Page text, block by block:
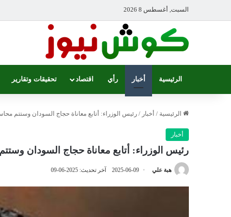
السبت, أغسطس 8 2026
الرئيسية أخبار رأي اقتصاد تحقيقات وتقارير
الرئيسية / أخبار / رئيس الوزراء: أتابع معاناة حجاج السودان وستتم
أخبار
رئيس الوزراء: أتابع معاناة حجاج السودان
هبة علي 2025-06-09 آخر تحديث: 2025-06-09